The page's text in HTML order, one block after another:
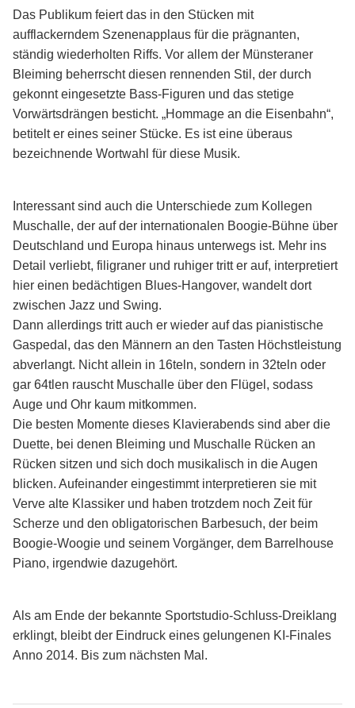
Das Publikum feiert das in den Stücken mit
aufflackerndem Szenenapplaus für die prägnanten,
ständig wiederholten Riffs. Vor allem der Münsteraner
Bleiming beherrscht diesen rennenden Stil, der durch
gekonnt eingesetzte Bass-Figuren und das stetige
Vorwärtsdrängen besticht. „Hommage an die Eisenbahn“,
betitelt er eines seiner Stücke. Es ist eine überaus
bezeichnende Wortwahl für diese Musik.
Interessant sind auch die Unterschiede zum Kollegen
Muschalle, der auf der internationalen Boogie-Bühne über
Deutschland und Europa hinaus unterwegs ist. Mehr ins
Detail verliebt, filigraner und ruhiger tritt er auf, interpretiert
hier einen bedächtigen Blues-Hangover, wandelt dort
zwischen Jazz und Swing.
Dann allerdings tritt auch er wieder auf das pianistische
Gaspedal, das den Männern an den Tasten Höchstleistung
abverlangt. Nicht allein in 16teln, sondern in 32teln oder
gar 64tlen rauscht Muschalle über den Flügel, sodass
Auge und Ohr kaum mitkommen.
Die besten Momente dieses Klavierabends sind aber die
Duette, bei denen Bleiming und Muschalle Rücken an
Rücken sitzen und sich doch musikalisch in die Augen
blicken. Aufeinander eingestimmt interpretieren sie mit
Verve alte Klassiker und haben trotzdem noch Zeit für
Scherze und den obligatorischen Barbesuch, der beim
Boogie-Woogie und seinem Vorgänger, dem Barrelhouse
Piano, irgendwie dazugehört.
Als am Ende der bekannte Sportstudio-Schluss-Dreiklang
erklingt, bleibt der Eindruck eines gelungenen KI-Finales
Anno 2014. Bis zum nächsten Mal.